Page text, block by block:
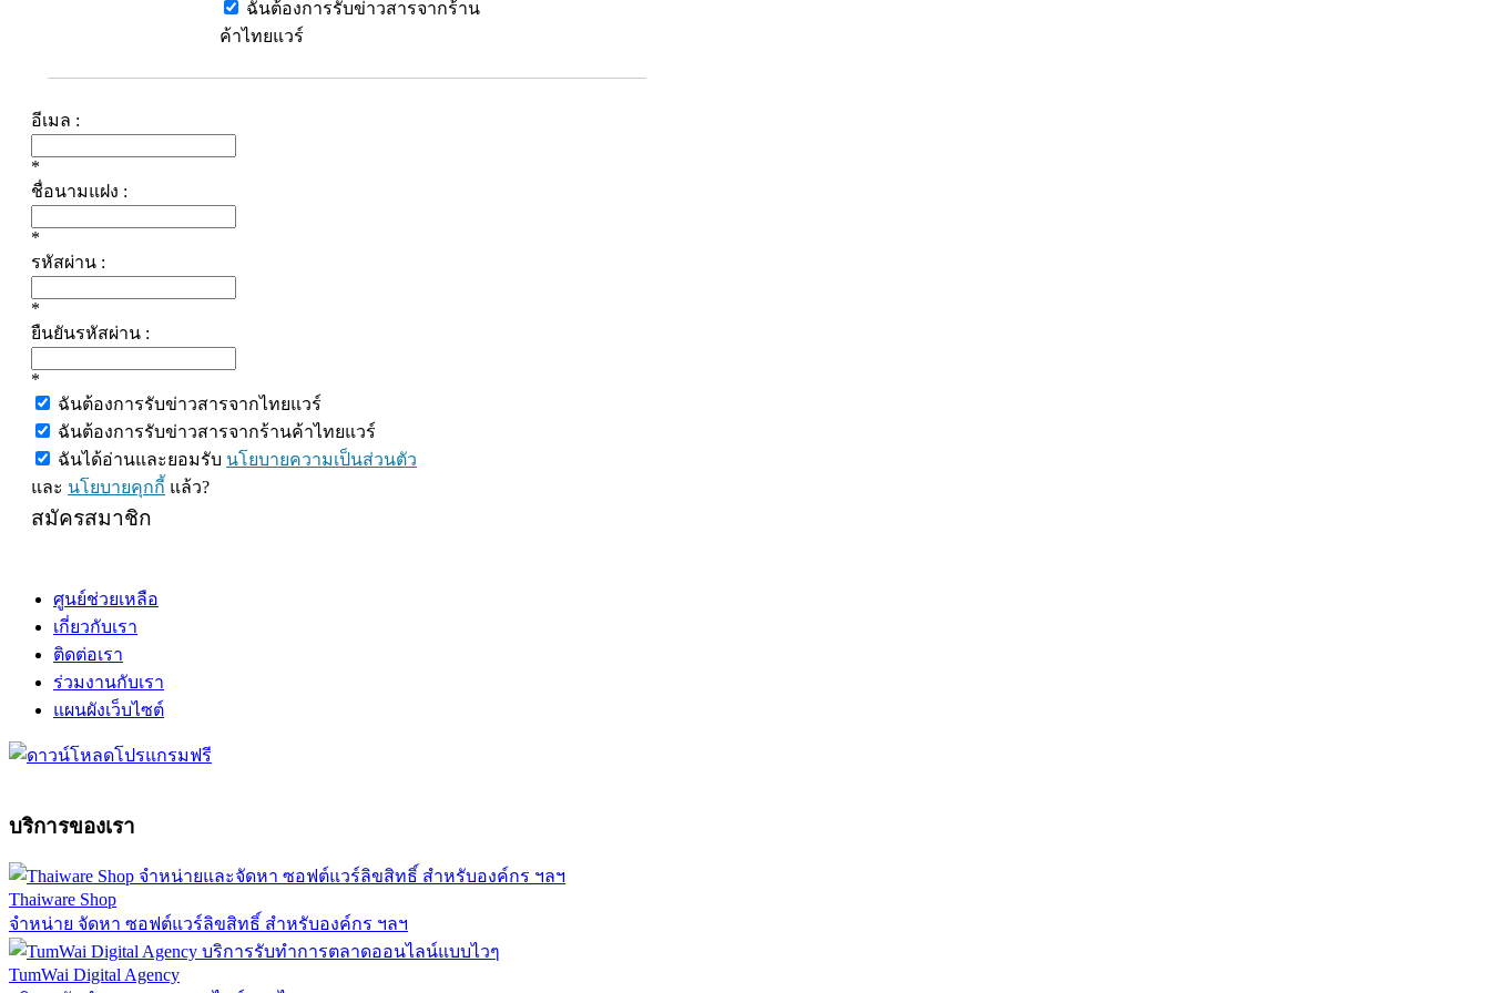
ฉันต้องการรับข่าวสารจากร้าน
ค้าไทยแวร์
อีเมล :
*
ชื่อนามแฝง :
*
รหัสผ่าน :
*
ยืนยันรหัสผ่าน :
*
ฉันต้องการรับข่าวสารจากไทยแวร์
ฉันต้องการรับข่าวสารจากร้านค้าไทยแวร์
ฉันได้อ่านและยอมรับ นโยบายความเป็นส่วนตัว
และ นโยบายคุกกี้ แล้ว?
สมัครสมาชิก
ศูนย์ช่วยเหลือ
เกี่ยวกับเรา
ติดต่อเรา
ร่วมงานกับเรา
แผนผังเว็บไซต์
บริการของเรา
Thaiware Shop
จำหน่าย จัดหา ซอฟต์แวร์ลิขสิทธิ์ สำหรับองค์กร ฯลฯ
TumWai Digital Agency